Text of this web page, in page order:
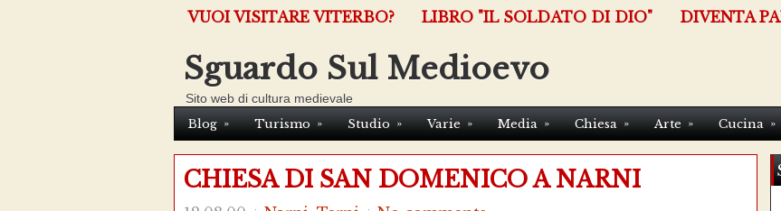
VUOI VISITARE VITERBO? LIBRO "IL SOLDATO DI DIO" DIVENTA
Sguardo Sul Medioevo
Sito web di cultura medievale
Blog » Turismo » Studio » Varie » Media » Chiesa » Arte » Cucina »
CHIESA DI SAN DOMENICO A NARNI